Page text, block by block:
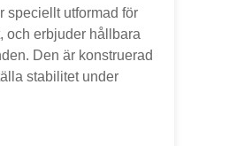
speciellt utformad för
och erbjuder hållbara
Den är konstruerad
stabilitet under